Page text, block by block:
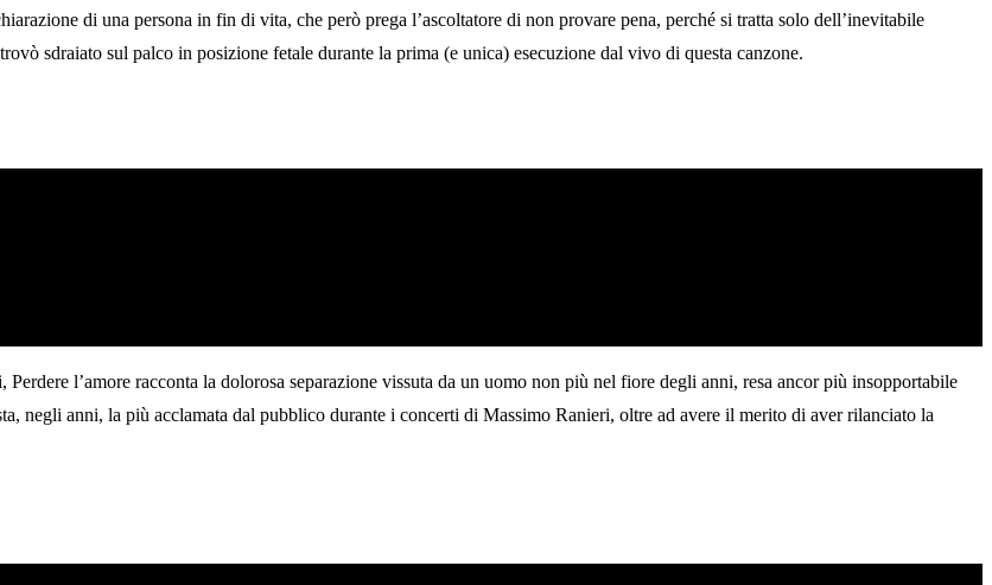
di una persona in fin di vita, che però prega l’ascoltatore di non provare pena, perché si tratta solo dell’inevitabile
sdraiato sul palco in posizione fetale durante la prima (e unica) esecuzione dal vivo di questa canzone.
l’amore racconta la dolorosa separazione vissuta da un uomo non più nel fiore degli anni, resa ancor più insopportabile
negli anni, la più acclamata dal pubblico durante i concerti di Massimo Ranieri, oltre ad avere il merito di aver rilanciato la